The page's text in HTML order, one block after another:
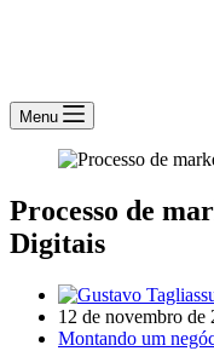
Menu
Processo de
Digitais
12 de novembro de
Montando um